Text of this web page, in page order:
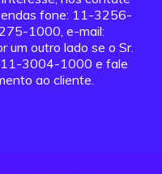
fone: 11-3256-
1000, e-mail:
um outro lado se o Sr.
11-3004-1000 e fale
ao cliente.